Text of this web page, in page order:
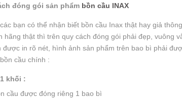
đóng gói sản phẩm bồn cầu INAX
bạn có thể nhận biết bồn cầu Inax thật hay giả
hãng thật thì trên quy cách đóng gói phải đẹp, vuông
được in rõ nét, hình ảnh sản phẩm trên bao bì phải
cầu chính :
khối :
cầu được đóng riêng 1 bao bì